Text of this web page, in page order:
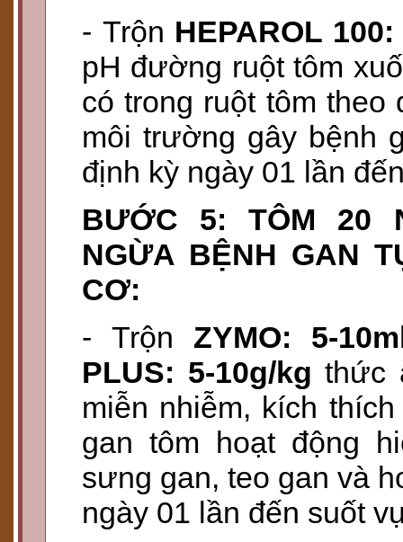
- Trộn HEPAROL
pH đường ruột tôm
có trong ruột tôm
môi trường gây bệnh
định kỳ ngày 01 lần
BƯỚC 5: TÔM 20
NGỪA BỆNH GAN
CƠ:
- Trộn ZYMO: 5-
PLUS: 5-10g/kg thức
miễn nhiễm, kích
gan tôm hoạt động
sưng gan, teo gan và
ngày 01 lần đến suốt